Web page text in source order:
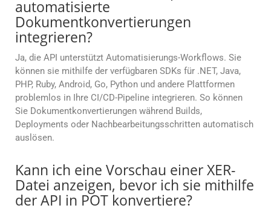
automatisierte
Dokumentkonvertierungen
integrieren?
Ja, die API unterstützt Automatisierungs-Workflows. Sie
können sie mithilfe der verfügbaren SDKs für .NET, Java,
PHP, Ruby, Android, Go, Python und andere Plattformen
problemlos in Ihre CI/CD-Pipeline integrieren. So können
Sie Dokumentkonvertierungen während Builds,
Deployments oder Nachbearbeitungsschritten automatisch
auslösen.
Kann ich eine Vorschau einer XER-
Datei anzeigen, bevor ich sie mithilfe
der API in POT konvertiere?